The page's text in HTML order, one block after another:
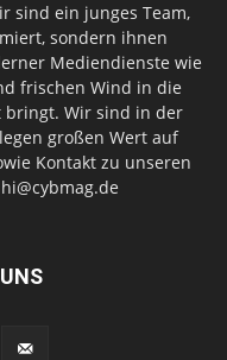
sind ein junges Team,
sondern ihnen
Mediendienste wie
frischen Wind in die
bringt. Wir sind in der
großen Wert auf
Kontakt zu unseren